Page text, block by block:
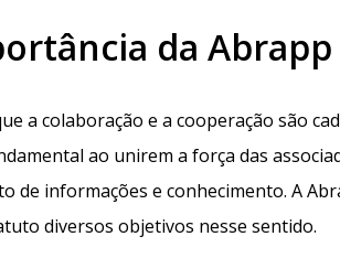
da Abrapp
a colaboração e a cooperação são
ao unirem a força das
de informações e conhecimento. A
diversos objetivos nesse sentido.